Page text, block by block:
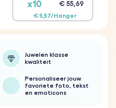
x10 € 55,69
€ 5,57/Hanger
Juwelen klasse
kwaliteit
Personaliseer jouw
favoriete foto, tekst
en emoticons